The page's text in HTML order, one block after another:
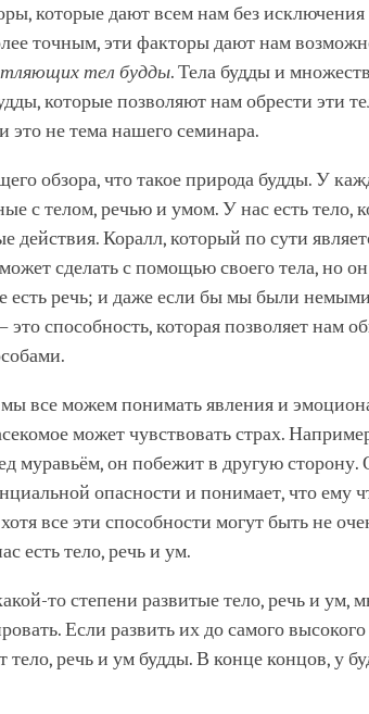
которые дают всем нам без исключения
точным, эти факторы дают нам
тел будды. Тела будды и
которые позволяют нам обрести эти
это не тема нашего семинара.
обзора, что такое природа будды. У
с телом, речью и умом. У нас есть тело,
действия. Коралл, который по сути
сделать с помощью своего тела, но
есть речь; и даже если бы мы были
это способность, которая позволяет нам
все можем понимать явления и
может чувствовать страх.
муравьём, он побежит в другую сторону.
опасности и понимает, что ему
все эти способности могут быть не
есть тело, речь и ум.
то степени развитые тело, речь и ум,
Если развить их до самого
тело, речь и ум будды. В конце концов, у